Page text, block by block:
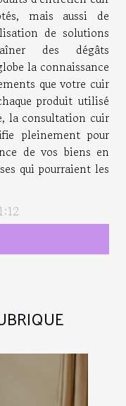
mais aussi de
de solutions
des dégâts
la connaissance
que votre cuir
produit utilisé
la consultation cuir
pleinement pour
de vos biens en
qui pourraient les